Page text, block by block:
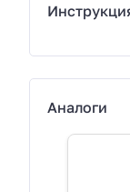
Аналоги